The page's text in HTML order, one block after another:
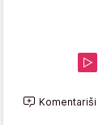
Komentariši